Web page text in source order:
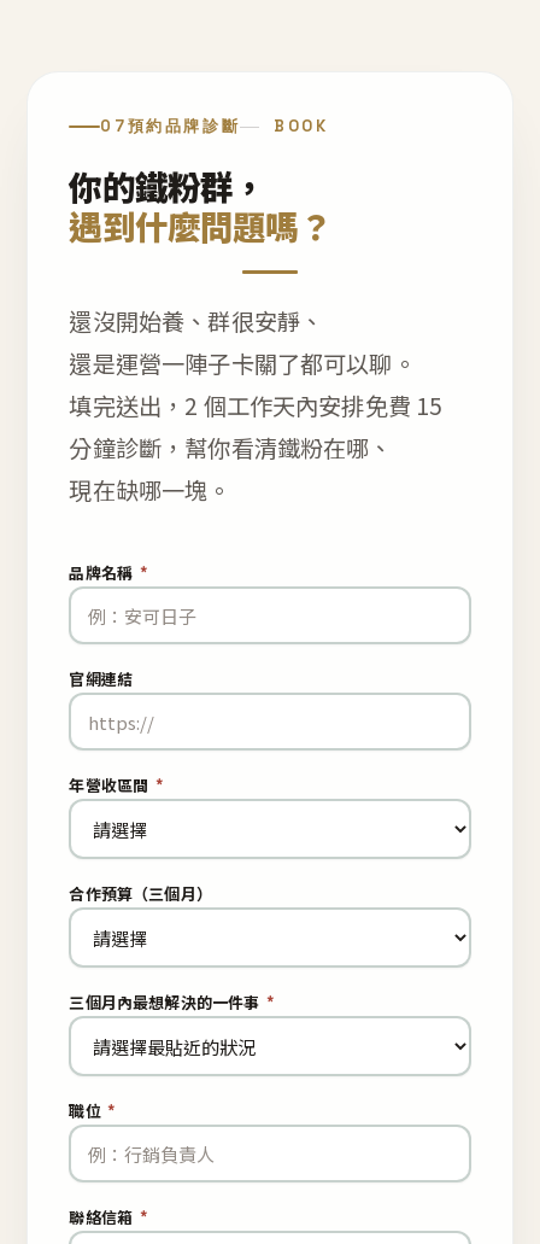
07預約品牌診斷 BOOK
你的鐵粉群，
遇到什麼問題嗎？
還沒開始養、群很安靜、
還是運營一陣子卡關了都可以聊。
填完送出，2 個工作天內安排免費 15
分鐘診斷，幫你看清鐵粉在哪、
現在缺哪一塊。
品牌名稱 *
官網連結
年營收區間 *
合作預算（三個月）
三個月內最想解決的一件事 *
職位 *
聯絡信箱 *